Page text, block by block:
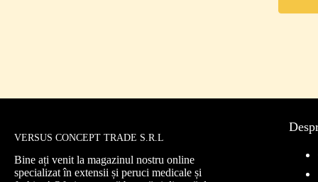
VERSUS CONCEPT TRADE S.R.L
Bine ați venit la magazinul nostru online
specializat în extensii și peruci medicale și